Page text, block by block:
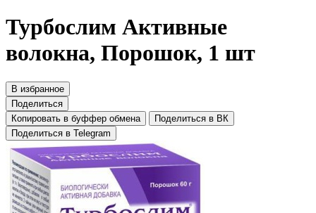
Турбослим Активные
волокна, Порошок, 1 шт
В избранное
Поделиться
Копировать в буффер обмена
Поделиться в ВК
Поделиться в Telegram